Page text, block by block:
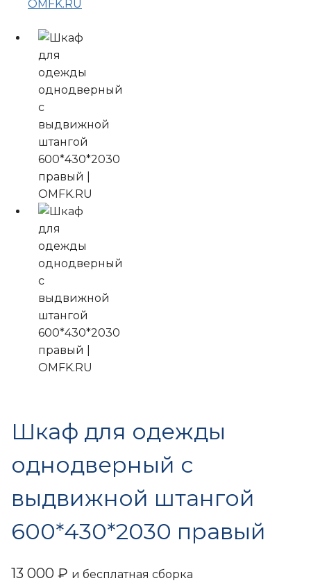
Шкаф для одежды
однодверный с
выдвижной штангой
600*430*2030 правый
13 000 ₽ и бесплатная сборка